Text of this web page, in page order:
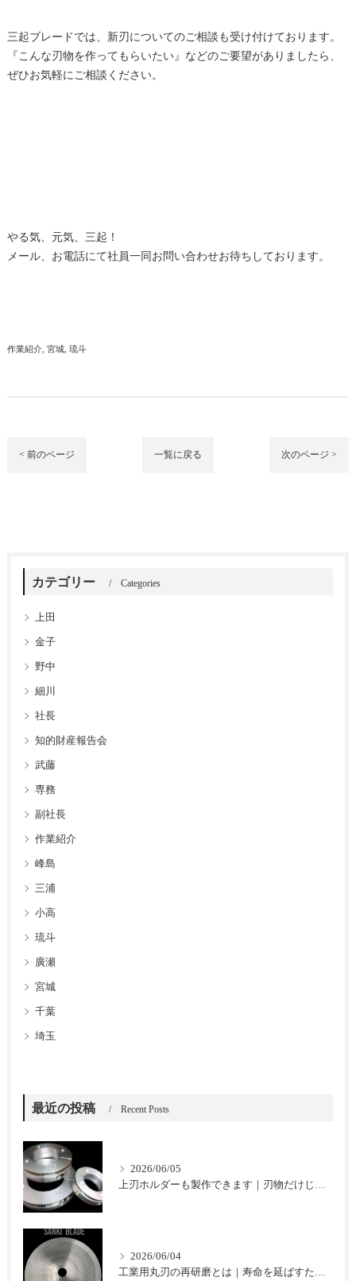
三起ブレードでは、新刃についてのご相談も受け付けております。
『こんな刃物を作ってもらいたい』などのご要望がありましたら、
ぜひお気軽にご相談ください。
やる気、元気、三起！
メール、お電話にて社員一同お問い合わせお待ちしております。
作業紹介 宮城 琉斗
< 前のページ 一覧に戻る 次のページ >
カテゴリー Categories
上田
金子
野中
細川
社長
知的財産報告会
武藤
専務
副社長
作業紹介
峰島
三浦
小高
琉斗
廣瀬
宮城
千葉
埼玉
最近の投稿 Recent Posts
2026/06/05
上刃ホルダーも製作できます｜刃物だけじゃない三起ブレードのご提案
2026/06/04
工業用丸刃の再研磨とは｜寿命を延ばすための基本と注意点